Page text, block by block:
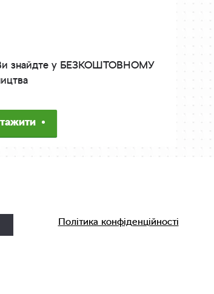
Ви знайдте у БЕЗКОШТОВНОМУ
Політика конфіденційності